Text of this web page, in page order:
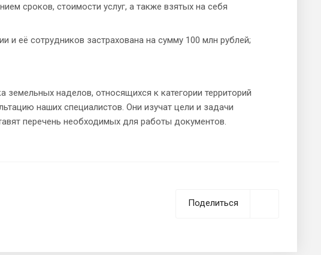
сроков, стоимости услуг, а также взятых на себя
и её сотрудников застрахована на сумму 100 млн рублей;
наделов, относящихся к категории территорий
наших специалистов. Они изучат цели и задачи
перечень необходимых для работы документов.
Поделиться